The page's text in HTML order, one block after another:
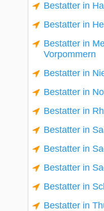
Bestatter in
Bestatter in
Bestatter in
Vorpommern
Bestatter in
Bestatter in
Bestatter in
Bestatter in
Bestatter in
Bestatter in
Bestatter in
Bestatter in